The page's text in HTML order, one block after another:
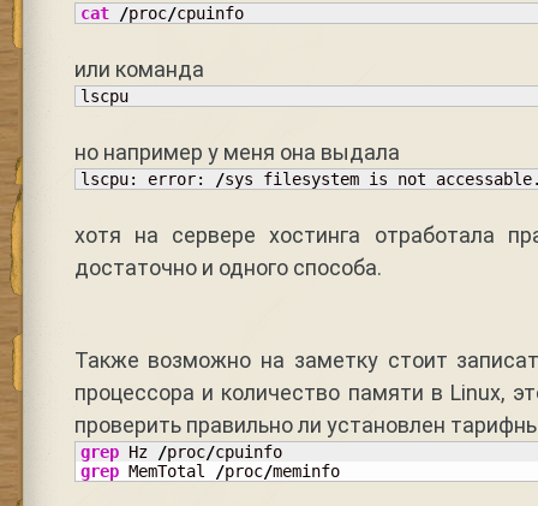
cat /proc/cpuinfo
или команда
lscpu
но например у меня она выдала
lscpu: error: /sys filesystem is not
хотя на сервере хостинга отработала
достаточно и одного способа.
Также возможно на заметку стоит
процессора и количество памяти в Linux,
проверить правильно ли установлен
grep Hz /proc/
cpuinfo
grep MemTotal /proc/meminfo